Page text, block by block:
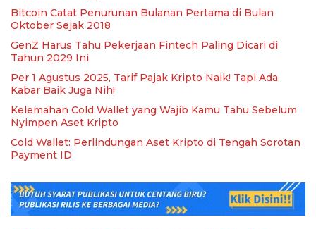
Bitcoin Catat Penurunan Bulanan Pertama di Bulan
Oktober Sejak 2018
GenZ Harus Tahu Pekerjaan Fintech Paling Dicari di
Tahun 2029 Ini
Per 1 Agustus 2025, Tarif Pajak Kripto Naik! Tapi Ada
Kabar Baik Juga Nih!
Kelemahan Cold Wallet yang Wajib Kamu Tahu Sebelum
Nyimpen Aset Kripto
Cold Wallet: Perlindungan Aset Kripto di Tengah Sorotan
Payment ID